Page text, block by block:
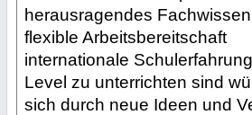
herausragendes Fachwissen
flexible Arbeitsbereitschaft
internationale
Level zu unterrichten sind
sich durch neue Ideen und